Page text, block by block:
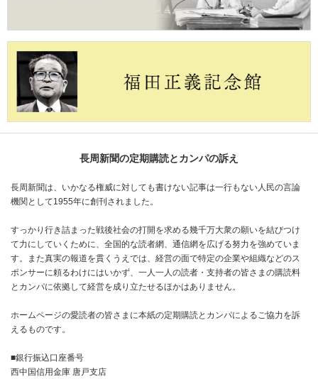
長周新聞の定期購読とカンパの訴え
長周新聞は、いかなる権威に対しても書けない記事は一行もない人民の言論
機関として1955年に創刊されました。
すっかり行き詰まった戦後社会の打開を求める幾千万大衆の願いを結びつけ
て力にしていくために、全国的な読者網、通信網を広げる努力を強めていま
す。また真実の報道を貫くうえでは、経営の面で特定の企業や組織などのス
ポンサーに頼るわけにはいかず、一人一人の読者・支持者の皆さまの購読料
とカンパに依拠して経営を成り立たせるほかはありません。
ホームページの愛読者の皆さまに本紙の定期購読とカンパによるご協力を訴
えるものです。
■銀行振込口座番号
西中国信用金庫 唐戸支店